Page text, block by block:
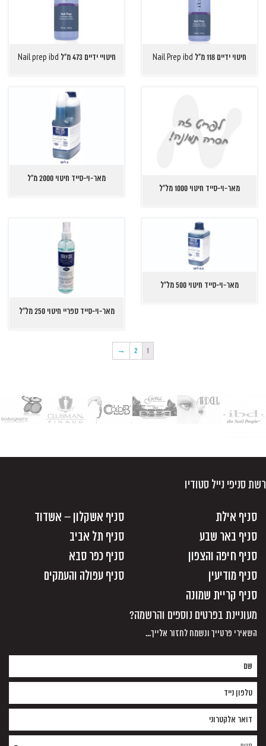
חיטוי ידיים 118 מ"ל Nail Prep ibd חיטויי ידיים 473 מ"ל Nail prep ibd
מאר-וי-סייד חיטוי 1000 מל"ל
מאר-וי-סייד חיטוי 2000 מ"ל
מאר-וי-סייד חיטוי 500 מל"ל
מאר-וי-סייד ספריי חיטוי 250 מל"ל
1
2
→
רשת סניפי נייל סטודיו
סניף אילת
סניף אשקלון – אשדוד
סניף באר שבע
סניף תל אביב
סניף חיפה והצפון
סניף כפר סבא
סניף מודיעין
סניף עפולה והעמקים
סניף קריית שמונה
מעוניינת בפרטים נוספים והרשמה?
השאירי פרטייך ונשמח לחזור אלייך...